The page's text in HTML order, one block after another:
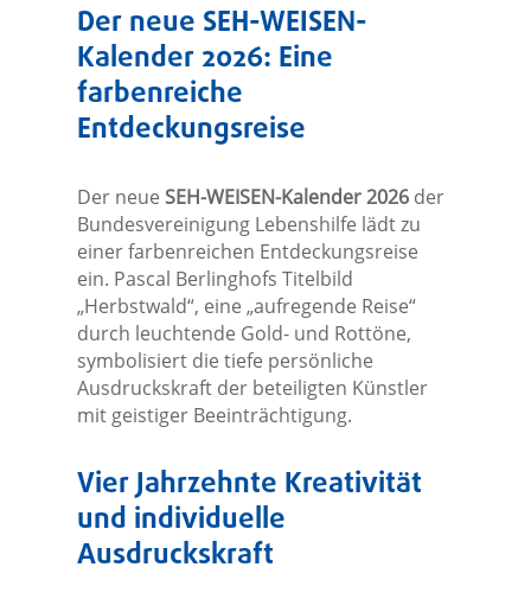
Der neue SEH-WEISEN-
Kalender 2026: Eine
farbenreiche
Entdeckungsreise
Der neue SEH-WEISEN-Kalender 2026der
Bundesvereinigung Lebenshilfe lädt zu
einer farbenreichen Entdeckungsreise
ein. Pascal Berlinghofs Titelbild
„Herbstwald“, eine „aufregende Reise“
durch leuchtende Gold- und Rottöne,
symbolisiert die tiefe persönliche
Ausdruckskraft der beteiligten Künstler
mit geistiger Beeinträchtigung.
Vier Jahrzehnte Kreativität
und individuelle
Ausdruckskraft